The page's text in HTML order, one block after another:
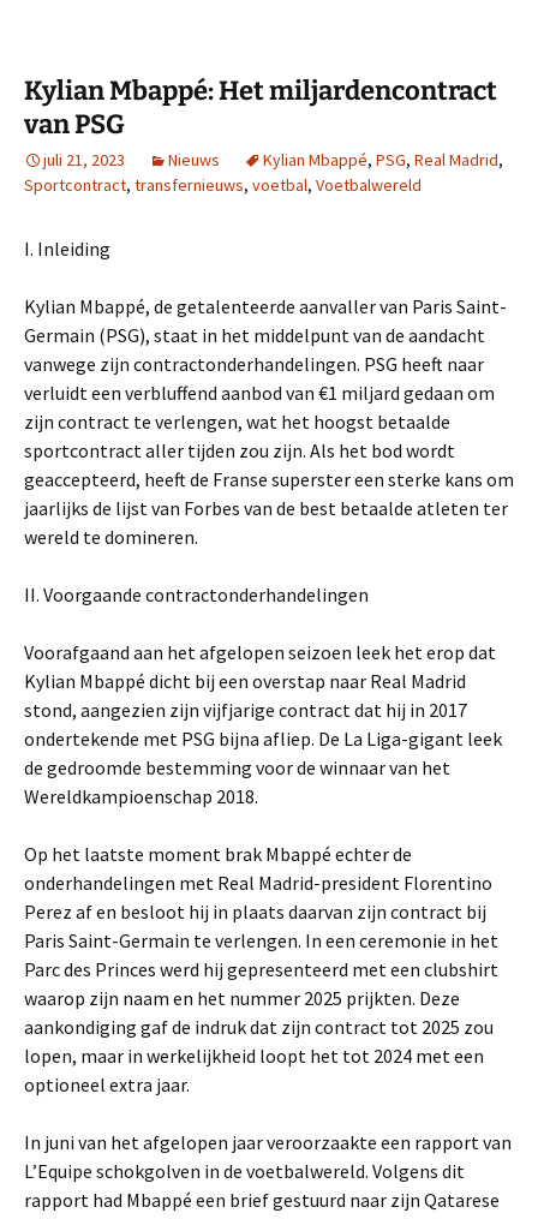
Kylian Mbappé: Het miljardencontract
van PSG
juli 21, 2023 Nieuws Kylian Mbappé, PSG, Real Madrid,
Sportcontract, transfernieuws, voetbal, Voetbalwereld
I. Inleiding
Kylian Mbappé, de getalenteerde aanvaller van Paris Saint-
Germain (PSG), staat in het middelpunt van de aandacht
vanwege zijn contractonderhandelingen. PSG heeft naar
verluidt een verbluffend aanbod van €1 miljard gedaan om
zijn contract te verlengen, wat het hoogst betaalde
sportcontract aller tijden zou zijn. Als het bod wordt
geaccepteerd, heeft de Franse superster een sterke kans om
jaarlijks de lijst van Forbes van de best betaalde atleten ter
wereld te domineren.
II. Voorgaande contractonderhandelingen
Voorafgaand aan het afgelopen seizoen leek het erop dat
Kylian Mbappé dicht bij een overstap naar Real Madrid
stond, aangezien zijn vijfjarige contract dat hij in 2017
ondertekende met PSG bijna afliep. De La Liga-gigant leek
de gedroomde bestemming voor de winnaar van het
Wereldkampioenschap 2018.
Op het laatste moment brak Mbappé echter de
onderhandelingen met Real Madrid-president Florentino
Perez af en besloot hij in plaats daarvan zijn contract bij
Paris Saint-Germain te verlengen. In een ceremonie in het
Parc des Princes werd hij gepresenteerd met een clubshirt
waarop zijn naam en het nummer 2025 prijkten. Deze
aankondiging gaf de indruk dat zijn contract tot 2025 zou
lopen, maar in werkelijkheid loopt het tot 2024 met een
optioneel extra jaar.
In juni van het afgelopen jaar veroorzaakte een rapport van
L’Equipe schokgolven in de voetbalwereld. Volgens dit
rapport had Mbappé een brief gestuurd naar zijn Qatarese